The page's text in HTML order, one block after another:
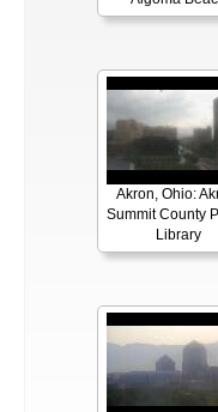
Akron, Ohio:
Summit County
Library